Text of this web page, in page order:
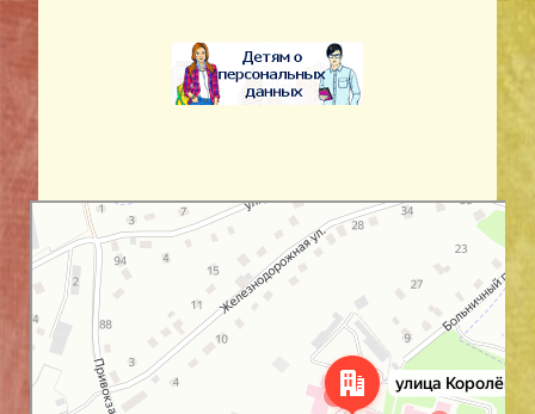
Орловская область
Улица Королёва, 24 на карте Орловской области — Яндекс Карты